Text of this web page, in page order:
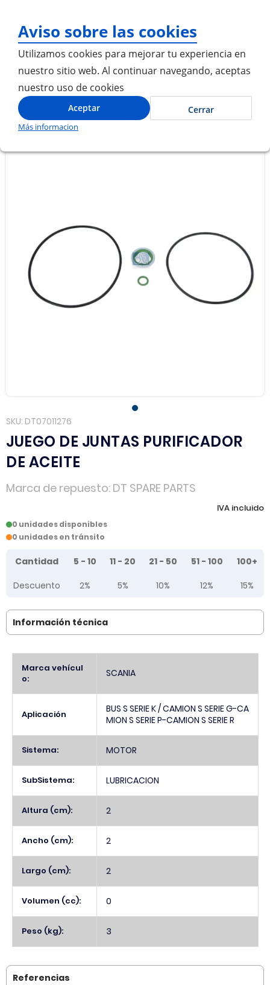
Aviso sobre las cookies
Utilizamos cookies para mejorar tu experiencia en
nuestro sitio web. Al continuar navegando, aceptas
nuestro uso de cookies
Aceptar Cerrar
Más informacion
Inicio JUEGO DE JUNTAS PURIFICADOR DE ACEITE
SKU DT07011276
JUEGO DE JUNTAS PURIFICADOR
DE ACEITE
Marca de repuesto DT SPARE PARTS
IVA incluido
0 unidades disponibles
0 unidades en tránsito
Tier prices table
Cantidad 5 - 10 11 - 20 21 - 50 51 - 100
100+
Descuento
2% 5% 10% 12% 15%
imágenes
imágenes
Información técnica
Información
Marca vehícul
o:
SCANIA
Aplicación
BUS S SERIE K / CAMION S SERIE G-CA
MION S SERIE P-CAMION S SERIE R
Sistema: MOTOR
SubSistema: LUBRICACION
Altura (cm): 2
Ancho (cm): 2
Largo (cm): 2
Volumen (cc): 0
Peso (kg): 3
Referencias